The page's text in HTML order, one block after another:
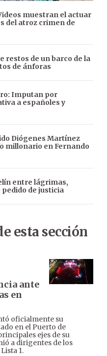
muestran el actuar
del atroz crimen de
restos de un barco de la
de ánforas
Imputan por
a españoles y
Diógenes Martínez
millonario en Fernando
entre lágrimas,
de justicia
esta sección
ante
en
oficialmente su
en el Puerto de
ejes de su
a dirigentes de los
1.